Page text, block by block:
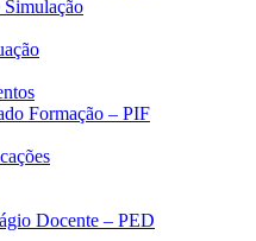
Formação – PIF
Docente – PED